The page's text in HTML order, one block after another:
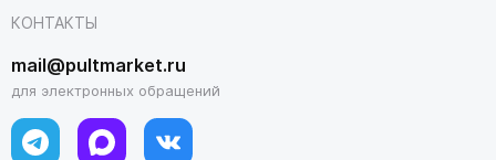
КОНТАКТЫ
mail@pultmarket.ru
для электронных обращений